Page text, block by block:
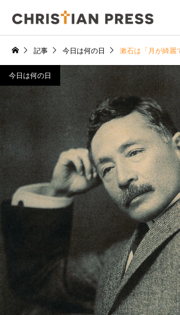
記事 今日は何の日 漱石は「月が綺
今日は何の日